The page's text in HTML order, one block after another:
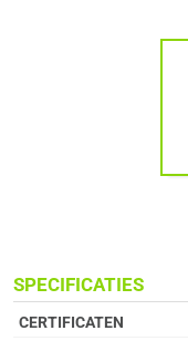
SPECIFICATIES
CERTIFICATEN